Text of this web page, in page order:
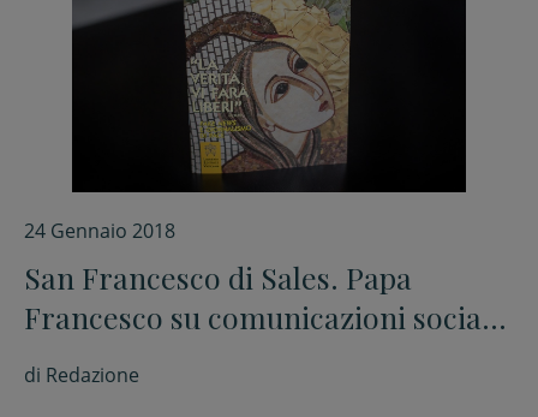
24 Gennaio 2018
San Francesco di Sales. Papa
Francesco su comunicazioni sociali
e fake news cita il Vangelo di
Giovanni: “La verità vi farà liberi”
di Redazione